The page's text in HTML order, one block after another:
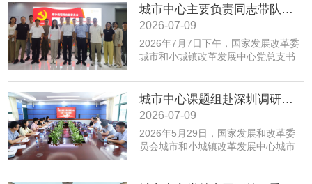
城市、安全可靠的韧性城市、崇德向
善的文明城市、便捷高效的智慧城市
等重点任务，优化以构建新体系、培
育新动能、服务全年龄、保障全要素
为重点的政策体系，走出一条具有中
成效；同时，也面临着转变发展方
式、培育发展动能、提升功能品质、
加强生态环境保护、赓续历史文脉、
推动精细治理、增强城市韧性等转型
发展任务。为实现以上目标，必须紧
城市、安全可靠的韧性城市、崇德向
善的文明城市、便捷高效的智慧城市
等重点任务，优化以构建新体系、培
育新动能、服务全年龄、保障全要素
为重点的政策体系，走出一条具有中
城市中心主要负责同志带队赴摩尔线程“夸娥”北京智算中心专题调研
2026-07-09
2026年7月7日下午，国家发展改革委
城市和小城镇改革发展中心党总支书
娥”北京智算中心开展专题调研。
城市中心课题组赴深圳调研全国人才大数据平台福田区学生学习力项目应用情况
2026-07-09
​2026年5月29日，国家发展和改革委
员会城市和小城镇改革发展中心城市
国人才大数据平台在基础教育学生学